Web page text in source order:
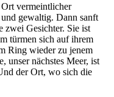
Ort vermeintlicher
gewaltig. Dann sanft
zwei Gesichter. Sie ist
türmen sich auf ihrem
Ring wieder zu jenem
unser nächstes Meer, ist
der Ort, wo sich die